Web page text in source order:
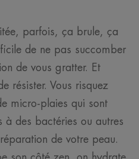
parfois, ça brule, ça
de ne pas succomber
de vous gratter. Et
résister. Vous risquez
micro-plaies qui sont
à des bactéries ou autres
de votre peau.